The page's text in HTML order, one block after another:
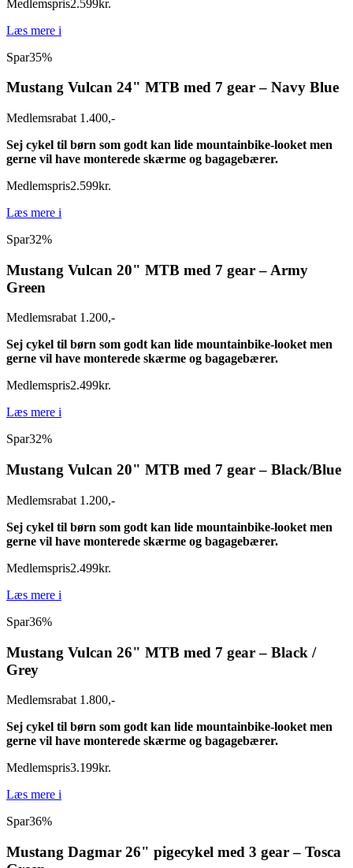
Medlemspris2.599kr.
Læs mere i
Spar35%
Mustang Vulcan 24" MTB med 7 gear – Navy Blue
Medlemsrabat 1.400,-
Sej cykel til børn som godt kan lide mountainbike-looket men
gerne vil have monterede skærme og bagagebærer.
Medlemspris2.599kr.
Læs mere i
Spar32%
Mustang Vulcan 20" MTB med 7 gear – Army
Green
Medlemsrabat 1.200,-
Sej cykel til børn som godt kan lide mountainbike-looket men
gerne vil have monterede skærme og bagagebærer.
Medlemspris2.499kr.
Læs mere i
Spar32%
Mustang Vulcan 20" MTB med 7 gear – Black/Blue
Medlemsrabat 1.200,-
Sej cykel til børn som godt kan lide mountainbike-looket men
gerne vil have monterede skærme og bagagebærer.
Medlemspris2.499kr.
Læs mere i
Spar36%
Mustang Vulcan 26" MTB med 7 gear – Black /
Grey
Medlemsrabat 1.800,-
Sej cykel til børn som godt kan lide mountainbike-looket men
gerne vil have monterede skærme og bagagebærer.
Medlemspris3.199kr.
Læs mere i
Spar36%
Mustang Dagmar 26" pigecykel med 3 gear – Tosca